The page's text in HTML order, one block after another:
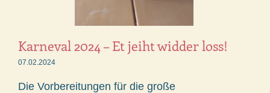
Karneval 2024 – Et jeiht widder loss!
07.02.2024
Die Vorbereitungen für die große